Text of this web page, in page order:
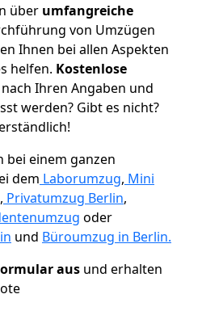
über umfangreiche
von Umzügen
Ihnen bei allen Aspekten
helfen. Kostenlose
Ihren Angaben und
werden? Gibt es nicht?
bei einem ganzen
dem Laborumzug, Mini
, Privatumzug Berlin,
oder
und Büroumzug in Berlin.
aus und erhalten